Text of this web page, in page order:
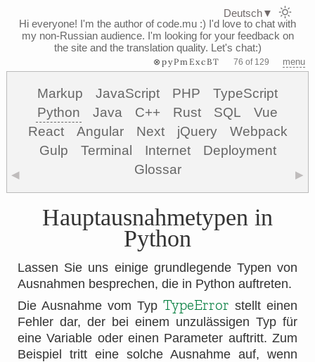
Hi everyone! I'm the author of code.mu :) I'd love to chat with
my non-Russian audience. I'm looking for your feedback on
the site and the translation quality. Let's chat:)
⊗pyPmExcBT 76 of 129 menu
Markup JavaScript PHP
TypeScript
Python
Java C++ Rust SQL
Vue
React
Angular Next jQuery
Webpack
Gulp
Terminal Internet
Deployment
Glossar
◀ ▶
Hauptausnahmetypen in
Python
Lassen Sie uns einige grundlegende Typen von
Ausnahmen besprechen, die in Python auftreten.
Die Ausnahme vom Typ TypeError stellt einen
Fehler dar, der bei einem unzulässigen Typ für
eine Variable oder einen Parameter auftritt. Zum
Beispiel tritt eine solche Ausnahme auf, wenn
Deutsch▼